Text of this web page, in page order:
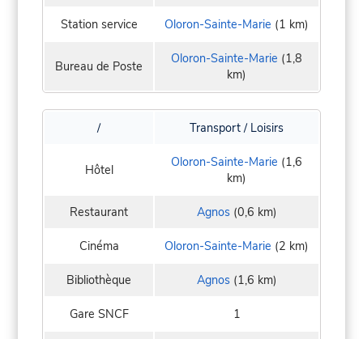
Station service Oloron-Sainte-Marie (1 km)
Bureau de Poste Oloron-Sainte-Marie (1,8
km)
/ Transport / Loisirs
Hôtel Oloron-Sainte-Marie (1,6
km)
Restaurant Agnos(0,6 km)
Cinéma Oloron-Sainte-Marie (2 km)
Bibliothèque Agnos(1,6 km)
Gare SNCF 1